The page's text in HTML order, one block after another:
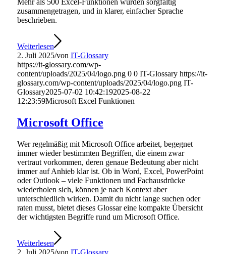
zusammengetragen, und in klarer, einfacher Sprache
beschrieben.
Weiterlesen
2. Juli 2025/von IT-Glossary
https://it-glossary.com/wp-
content/uploads/2025/04/logo.png 0 0 IT-Glossary https://it-
glossary.com/wp-content/uploads/2025/04/logo.png IT-
Glossary2025-07-02 10:42:192025-08-22
12:23:59Microsoft Excel Funktionen
Microsoft Office
Wer regelmäßig mit Microsoft Office arbeitet, begegnet
immer wieder bestimmten Begriffen, die einem zwar
vertraut vorkommen, deren genaue Bedeutung aber nicht
immer auf Anhieb klar ist. Ob in Word, Excel, PowerPoint
oder Outlook – viele Funktionen und Fachausdrücke
wiederholen sich, können je nach Kontext aber
unterschiedlich wirken. Damit du nicht lange suchen oder
raten musst, bietet dieses Glossar eine kompakte Übersicht
der wichtigsten Begriffe rund um Microsoft Office.
Weiterlesen
2. Juli 2025/von IT-Glossary